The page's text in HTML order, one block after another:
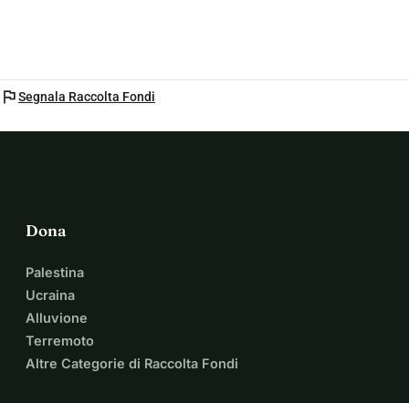
flagSegnala Raccolta Fondi
Dona
Palestina
Ucraina
Alluvione
Terremoto
Altre Categorie di Raccolta Fondi